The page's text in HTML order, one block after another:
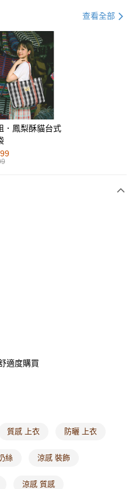
)免運費
)免運費
)免運費
)免運費
)免運費
查看全部
．鳳梨酥貓台式
適度購買
質感 上衣 防曬 上衣
絲 涼感 裝飾
涼感 質感